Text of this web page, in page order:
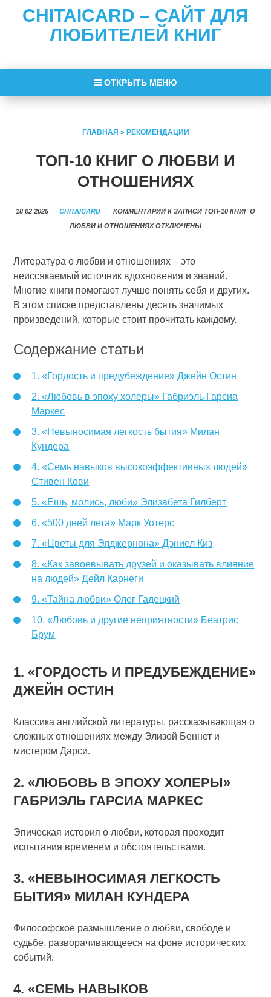
CHITAICARD – САЙТ ДЛЯ
ЛЮБИТЕЛЕЙ КНИГ
ОТКРЫТЬ МЕНЮ
ГЛАВНАЯ » РЕКОМЕНДАЦИИ
ТОП-10 КНИГ О ЛЮБВИ И
ОТНОШЕНИЯХ
18 02 2025 CHITAICARD КОММЕНТАРИИ К ЗАПИСИ ТОП-10 КНИГ О
ЛЮБВИ И ОТНОШЕНИЯХОТКЛЮЧЕНЫ
Литература о любви и отношениях – это
неиссякаемый источник вдохновения и знаний.
Многие книги помогают лучше понять себя и других.
В этом списке представлены десять значимых
произведений, которые стоит прочитать каждому.
Содержание статьи
1. «Гордость и предубеждение» Джейн Остин
2. «Любовь в эпоху холеры» Габриэль Гарсиа
Маркес
3. «Невыносимая легкость бытия» Милан
Кундера
4. «Семь навыков высокоэффективных людей»
Стивен Кови
5. «Ешь, молись, люби» Элизабета Гилберт
6. «500 дней лета» Марк Уотерс
7. «Цветы для Элджернона» Дэниел Киз
8. «Как завоевывать друзей и оказывать влияние
на людей» Дейл Карнеги
9. «Тайна любви» Олег Гадецкий
10. «Любовь и другие неприятности» Беатрис
Брум
1. «ГОРДОСТЬ И ПРЕДУБЕЖДЕНИЕ»
ДЖЕЙН ОСТИН
Классика английской литературы, рассказывающая о
сложных отношениях между Элизой Беннет и
мистером Дарси.
2. «ЛЮБОВЬ В ЭПОХУ ХОЛЕРЫ»
ГАБРИЭЛЬ ГАРСИА МАРКЕС
Эпическая история о любви, которая проходит
испытания временем и обстоятельствами.
3. «НЕВЫНОСИМАЯ ЛЕГКОСТЬ
БЫТИЯ» МИЛАН КУНДЕРА
Философское размышление о любви, свободе и
судьбе, разворачивающееся на фоне исторических
событий.
4. «СЕМЬ НАВЫКОВ